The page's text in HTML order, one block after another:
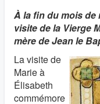
À la fin du mois de
visite de la Vierge
mère de Jean le
La visite de
Marie à
Élisabeth
commémore